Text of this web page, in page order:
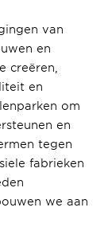
van
en
creëren,
en
om
en
tegen
fabrieken
we aan